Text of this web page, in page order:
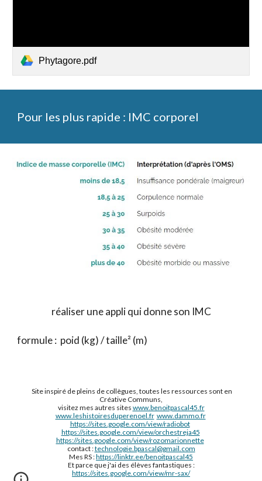
Phytagore.pdf
Pour les plus rapide : IMC corporel
réaliser une appli qui donne son IMC
formule :  poid (kg) / taille² (m)
Site inspiré de pleins de collègues, toutes les ressources sont en
Créative Communs,
visitez mes autres sites www.benoitpascal45.fr
www.leshistoiresduperenoel.fr www.dammo.fr
https://sites.google.com/view/radiobot
https://sites.google.com/view/orchestreja45
https://sites.google.com/view/rozomarionnette
contact :technologie.bpascal@gmail.com
Mes RS :https://linktr.ee/benoitpascal45
Et parce que j'ai des élèves fantastiques :
https://sites.google.com/view/mr-sax/